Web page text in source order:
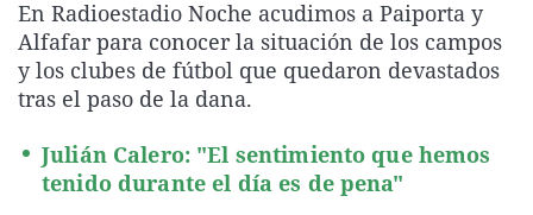
La rosa de los vientos
Gente viajera
Caso
Retornados
Operación Viuda
Extremadura
Galicia
Navarra
País Vasco
Virales
Televisión
En Radioestadio Noche acudimos a Paiporta y
Alfafar para conocer la situación de los campos
y los clubes de fútbol que quedaron devastados
tras el paso de la dana.
Julián Calero: "El sentimiento que hemos
tenido durante el día es de pena"